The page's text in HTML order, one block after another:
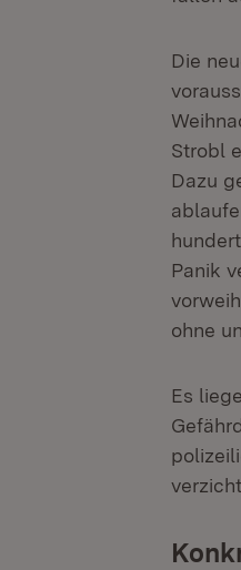
Die
Strobl
Dazu
Panik
ohne
Es